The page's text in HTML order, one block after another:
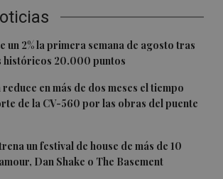
un 2% la primera semana de agosto tras
históricos 20.000 puntos
en más de dos meses el tiempo
de la CV-560 por las obras del puente
un festival de house de más de 10
Dan Shake o The Basement